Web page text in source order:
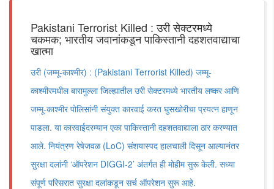
Pakistani Terrorist Killed : उरी सेक्टरमध्ये
चकमक; भारतीय जवानांकडून पाकिस्तानी दहशतवाद्याचा
खात्मा
उरी (जम्मू-काश्मीर) : (Pakistani Terrorist Killed) जम्मू-
काश्मीरमधील बारामुल्ला जिल्ह्यातील उरी सेक्टरमध्ये भारतीय लष्कर आणि
जम्मू-काश्मीर पोलिसांनी संयुक्त कारवाई करत घुसखोरीचा प्रयत्न हाणून
पाडला. या कारवाईदरम्यान एका पाकिस्तानी दहशतवाद्याला ठार करण्यात
आले. नियंत्रण रेषेजवळ (LoC) संशयास्पद हालचाली दिसून आल्यानंतर
सुरक्षा दलांनी ‘ऑपरेशन DIGGI-2’ अंतर्गत ही मोहीम सुरू केली. सध्या
संपूर्ण परिसरात सुरक्षा दलांकडून सर्च ऑपरेशन सुरू आहे.